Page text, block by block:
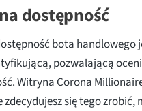
dostępność
bota handlowego
pozwalającą
Witryna Corona
zdecydujesz się tego zrobić,